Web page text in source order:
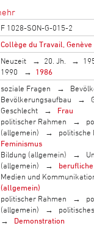
F 1028-SON-G-015-2
Collège du Travail, Genève
Neuzeit 20. Jh.
1990
1986
soziale Fragen
Bevölkerungsaufbau
Geschlecht
Frau
politischer Rahmen
(allgemein)
politische
Feminismus
Bildung (allgemein)
(allgemein)
Medien und
(allgemein)
politischer Rahmen
(allgemein)
Demonstration